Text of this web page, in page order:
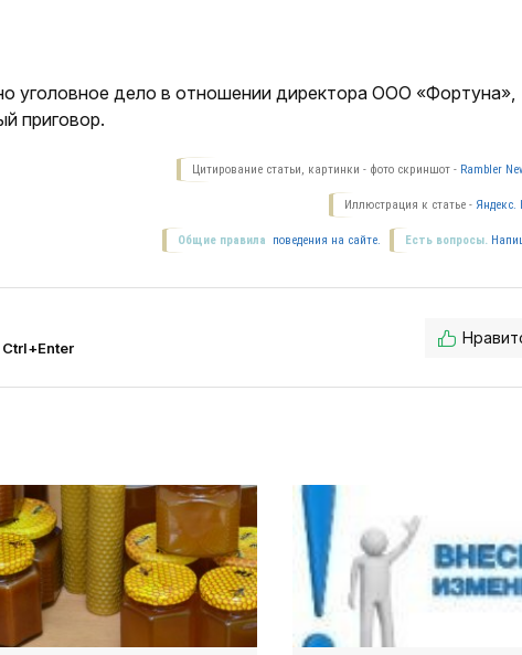
уголовное дело в отношении директора ООО «Фортуна»,
приговор.
Цитирование статьи, картинки - фото скриншот - Rambler
Иллюстрация к статье - Яндекс.
Есть вопросы.
Общие правила поведения на сайте.
Ctrl+Enter